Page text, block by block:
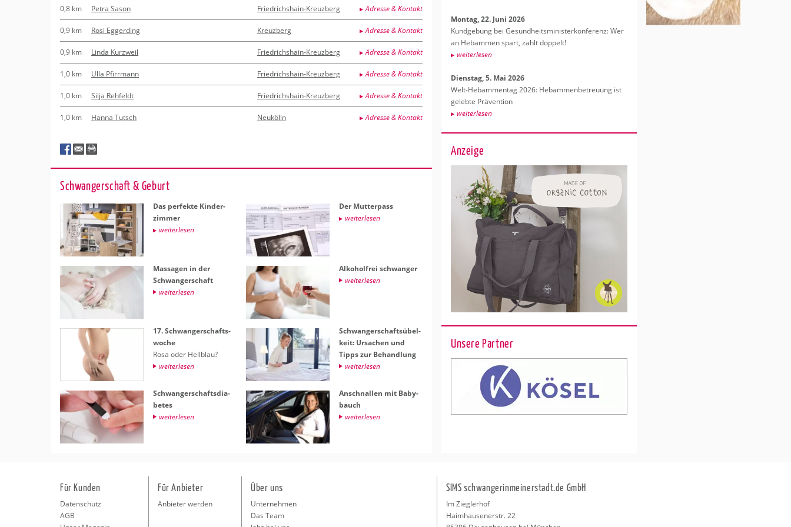
0,8 km Petra Sason Friedrichshain-Kreuzberg Adresse & Kontakt
0,9 km Rosi Eggerding Kreuzberg Adresse & Kontakt
0,9 km Linda Kurzweil Friedrichshain-Kreuzberg Adresse & Kontakt
1,0 km Ulla Pfirrmann Friedrichshain-Kreuzberg Adresse & Kontakt
1,0 km Silja Rehfeldt Friedrichshain-Kreuzberg Adresse & Kontakt
1,0 km Hanna Tutsch Neukölln Adresse & Kontakt
Schwan­ger­schaft & Ge­burt
Das per­fek­te Kin­der­
zim­mer
wei­ter­le­sen
Der Mut­ter­pass
wei­ter­le­sen
Mas­sa­gen in der
Schwan­ger­schaft
wei­ter­le­sen
Al­ko­hol­frei schwan­ger
wei­ter­le­sen
17. Schwan­ger­schafts­
wo­che
Rosa oder Hell­blau?
wei­ter­le­sen
Schwan­ger­schafts­übel­
keit: Ur­sa­chen und
Tipps zur Be­hand­lung
wei­ter­le­sen
Schwan­ger­schafts­dia­
be­tes
wei­ter­le­sen
An­schnal­len mit Ba­by­
bauch
wei­ter­le­sen
Mon­tag, 22. Juni 2026
Kund­ge­bung bei Ge­sund­heits­mi­nis­ter­kon­fe­renz: Wer
an Heb­am­men spart, zahlt dop­pelt!
wei­ter­le­sen
Diens­tag, 5. Mai 2026
Welt-Heb­am­men­tag 2026: Heb­am­men­be­treu­ung ist
ge­leb­te Prä­ven­ti­on
wei­ter­le­sen
Anzeige
Unsere Partner
Für Kunden
Datenschutz
AGB
Für Anbieter
Anbieter werden
Über uns
Unternehmen
Das Team
SIMS schwangerinmeinerstadt.de GmbH
Im Zieglerhof
Haimhausenerstr. 22